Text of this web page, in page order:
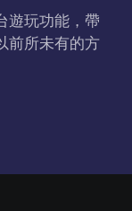
遊玩功能，帶
前所未有的方